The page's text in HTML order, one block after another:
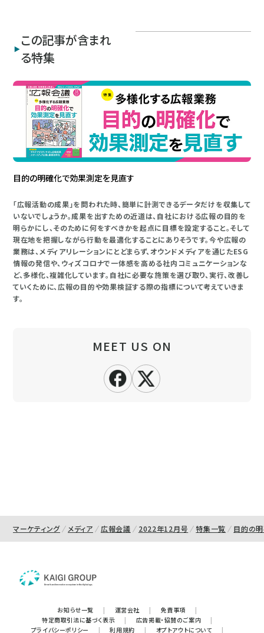
この記事が含まれ
る特集
目的の明確化で効果測定を見直す
「広報活動の成果」を問われた時、簡単に計測できるデータだけを収集して
いないでしょうか。成果を出すための近道は、自社における広報の目的を
明らかにし、そのために何をすべきかを起点に目標を設定すること。そして
現在地を把握しながら行動を最適化することにありそうです。今や広報の
業務は、メディアリレーションにとどまらず、オウンドメディアを通じたESG
情報の発信や、ウィズコロナで一体感を高める社内コミュニケーションな
ど、多様化、複雑化しています。自社に必要な施策を選び取り、実行、改善し
ていくために、広報の目的や効果検証する際の指標について考えていきま
す。
MEET US ON
マーケティング メディア 広報会議 2022年12月号 特集一覧 目的の
お知らせ一覧 | 運営会社 | 免責事項
|
特定商取引法に基づく表示
| 広告掲載・協賛のご案内
|
プライバシーポリシー
| 利用規約 | オプトアウトについて |